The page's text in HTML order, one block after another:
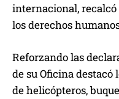
internacional,
los derechos
Reforzando las
de su Oficina
de helicópteros,